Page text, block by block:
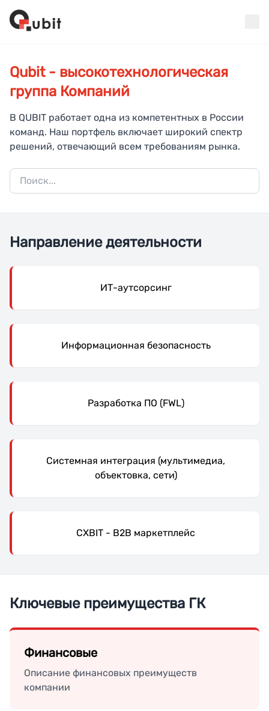
Qubit - высокотехнологическая
группа Компаний
В QUBIT работает одна из компетентных в России
команд. Наш портфель включает широкий спектр
решений, отвечающий всем требованиям рынка.
Направление деятельности
ИТ-аутсорсинг
Информационная безопасность
Разработка ПО (FWL)
Системная интеграция (мультимедиа,
объектовка, сети)
CXBIT - B2B маркетплейс
Ключевые преимущества ГК
Финансовые
Описание финансовых преимуществ
компании